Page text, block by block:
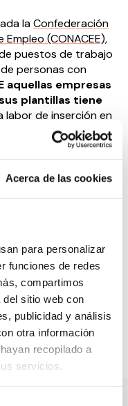
Acerca de las cookies
para personalizar
funciones de redes
compartimos
del sitio web con
publicidad y análisis
otra información
recopilado a
servicios.
laConfederación
(CONACEE),
puestos de trabajo
personas con
aquellas empresas
plantillas tiene
labor de inserción en
del ODS8,
sostenido, inclusivo
y el trabajo
para el
discapacidad a
CEDDD por el Día